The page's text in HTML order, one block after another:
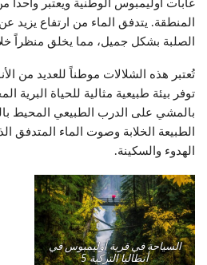
غابات أوليمبوس الوطنية ويعتبر واحداً
الصلبة بشكل جميل، مما يخلق منظراً
تُعتبر هذه الشلالات موطناً للعديد من
توفر بيئة طبيعية مثالية للحياة البرية
بالمشي على الدرب الطبيعي المحيط
الطبيعة الخلابة وصوت الماء
الهدوء والسكينة.
السياحة في قرية أوليمبوس في
أنطاليا التركية 5